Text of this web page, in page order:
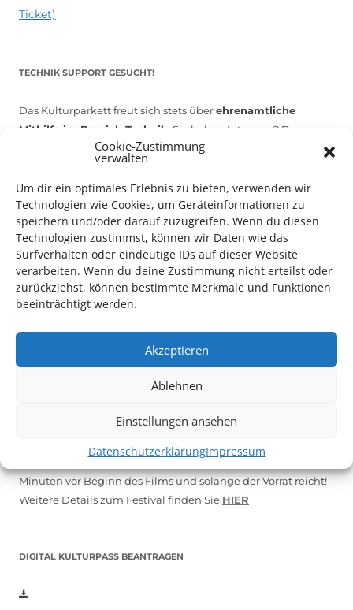
Cookie-Zustimmung
verwalten
Um dir ein optimales Erlebnis zu bieten, verwenden wir
Technologien wie Cookies, um Geräteinformationen zu
speichern und/oder darauf zuzugreifen. Wenn du diesen
Technologien zustimmst, können wir Daten wie das
Surfverhalten oder eindeutige IDs auf dieser Website
verarbeiten. Wenn du deine Zustimmung nicht erteilst oder
zurückziehst, können bestimmte Merkmale und Funktionen
beeinträchtigt werden.
Akzeptieren
Ablehnen
Einstellungen ansehen
DatenschutzerklärungImpressum
Ticket)
TECHNIK SUPPORT GESUCHT!
Das Kulturparkett freut sich stets überehrenamtliche
Mithilfe im Bereich Technik . Sie haben Interesse? Dann
melden Sie sich unterinfo@kulturparkett-rhein-neckar.de
*KULTURTIPP SOMMERPAUSE: FESTIVAL DES DEUTSCHEN FILMS*
in Ludwigshafen statt.
zu den Vorstellungen – 30
Minuten vor Beginn des Films und solange der Vorrat reicht!
Weitere Details zum Festival finden Sie HIER
DIGITAL KULTURPASS BEANTRAGEN